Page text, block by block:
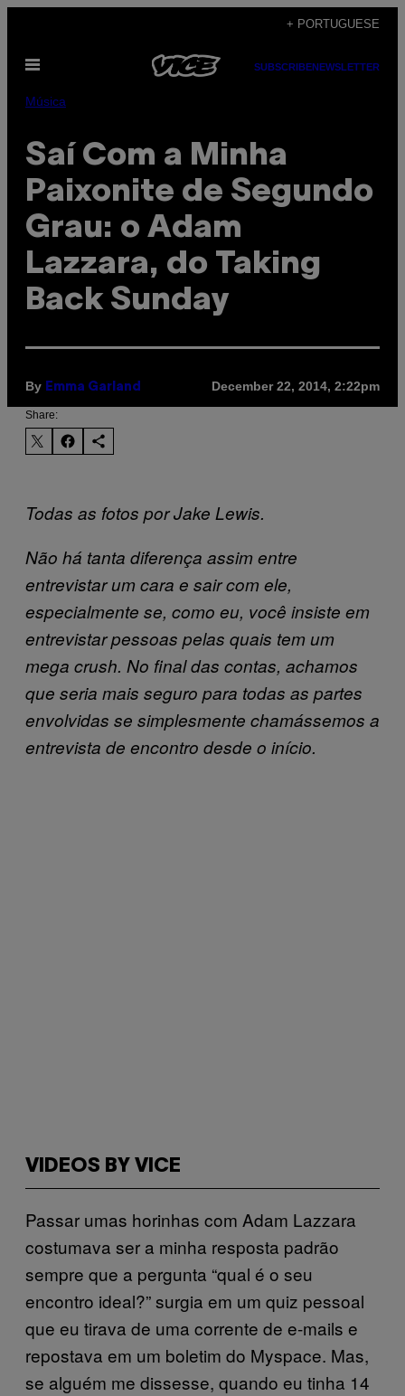
content
+ PORTUGUESE
Open
SUBSCRIBENEWSLETTER
Música
Saí Com a Minha
Paixonite de Segundo
Grau: o Adam
Lazzara, do Taking
Back Sunday
By Emma Garland December 22, 2014, 2:22pm
Share:
Todas as fotos por Jake Lewis.
Não há tanta diferença assim entre
entrevistar um cara e sair com ele,
especialmente se, como eu, você insiste em
entrevistar pessoas pelas quais tem um
mega crush. No final das contas, achamos
que seria mais seguro para todas as partes
envolvidas se simplesmente chamássemos a
entrevista de encontro desde o início.
VIDEOS BY VICE
Passar umas horinhas com Adam Lazzara
costumava ser a minha resposta padrão
sempre que a pergunta “qual é o seu
encontro ideal?” surgia em um quiz pessoal
que eu tirava de uma corrente de e-mails e
repostava em um boletim do Myspace. Mas,
se alguém me dissesse, quando eu tinha 14